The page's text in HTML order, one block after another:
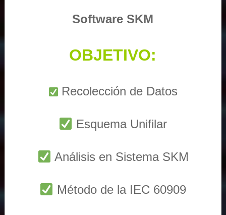
Software SKM
OBJETIVO:
Recolección de Datos
Esquema Unifilar
Análisis en Sistema SKM
Método de la IEC 60909